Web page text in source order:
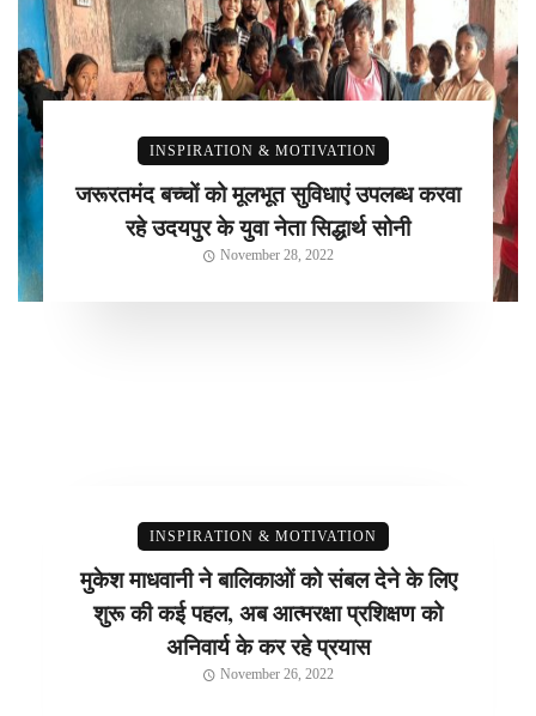
INSPIRATION & MOTIVATION
जरूरतमंद बच्चों को मूलभूत सुविधाएं उपलब्ध करवा
रहे उदयपुर के युवा नेता सिद्धार्थ सोनी
November 28, 2022
INSPIRATION & MOTIVATION
मुकेश माधवानी ने बालिकाओं को संबल देने के लिए
शुरू की कई पहल, अब आत्मरक्षा प्रशिक्षण को
अनिवार्य के कर रहे प्रयास
November 26, 2022